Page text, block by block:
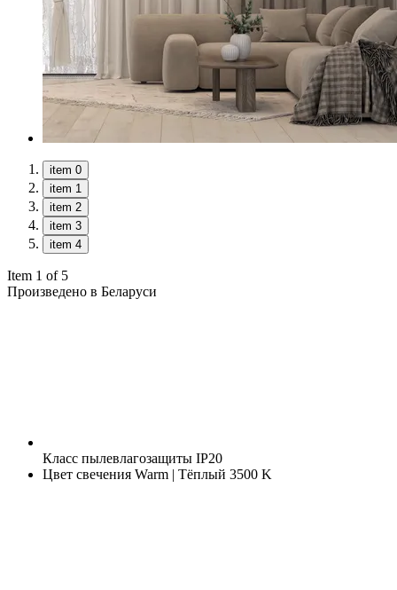
item 0
item 1
item 2
item 3
item 4
Item 1 of 5
Произведено в Беларуси
Класс пылевлагозащиты IP20
Цвет свечения Warm | Тёплый 3500 K